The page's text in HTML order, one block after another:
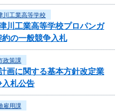
川工業高等学校
川工業高等学校プロパンガ
の一般競争入札
政策課
画に関する基本方針改定業
入札公告
雇用課